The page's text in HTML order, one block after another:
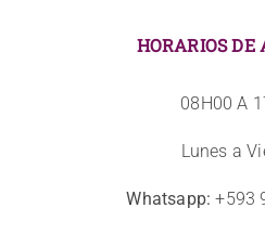
HORARIOS DE
08H00 A
Lunes a
Whatsapp: +593